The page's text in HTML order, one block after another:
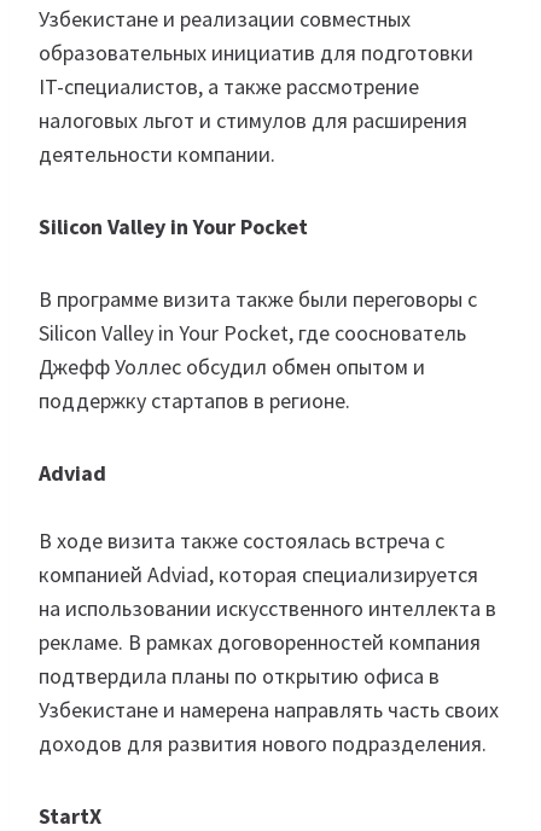
Узбекистане и реализации совместных
образовательных инициатив для подготовки
IT-специалистов, а также рассмотрение
налоговых льгот и стимулов для расширения
деятельности компании.
Silicon Valley in Your Pocket
В программе визита также были переговоры с
Silicon Valley in Your Pocket, где сооснователь
Джефф Уоллес обсудил обмен опытом и
поддержку стартапов в регионе.
Adviad
В ходе визита также состоялась встреча с
компанией Adviad, которая специализируется
на использовании искусственного интеллекта в
рекламе. В рамках договоренностей компания
подтвердила планы по открытию офиса в
Узбекистане и намерена направлять часть своих
доходов для развития нового подразделения.
StartX